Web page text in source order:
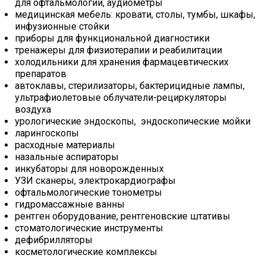
для офтальмологии, аудиометры
медицинская мебель: кровати, столы, тумбы, шкафы,
инфузионные стойки
приборы для функциональной диагностики
тренажеры для физиотерапии и реабилитации
холодильники для хранения фармацевтических
препаратов
автоклавы, стерилизаторы, бактерицидные лампы,
ультрафиолетовые облучатели-рециркуляторы
воздуха
урологические эндоскопы, эндоскопические мойки
ларингоскопы
расходные материалы
назальные аспираторы
инкубаторы для новорожденных
УЗИ сканеры, электрокардиографы
офтальмологические тонометры
гидромассажные ванны
рентген оборудование, рентгеновские штативы
стоматологические инструменты
дефибрилляторы
косметологические комплексы